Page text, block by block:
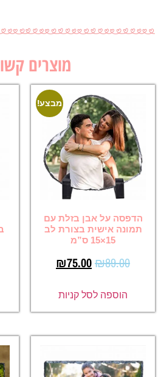
מוצרים
מבצע!
הדפסה על אבן בזלת עם
תמונה אישית בצורת לב
15×15 ס”מ
₪89.00
₪75.00
הוספה לסל קניות